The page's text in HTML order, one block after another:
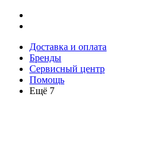
Доставка и оплата
Бренды
Сервисный центр
Помощь
Ещё 7